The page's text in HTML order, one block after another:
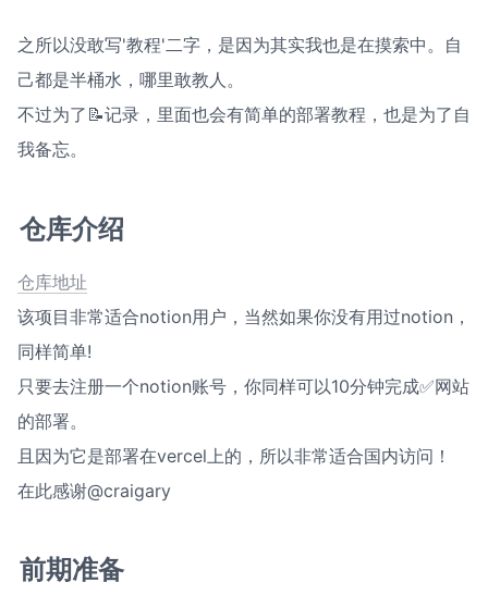
之所以没敢写'教程'二字，是因为其实我也是在摸索中。自
己都是半桶水，哪里敢教人。
不过为了📝记录，里面也会有简单的部署教程，也是为了自
我备忘。
仓库介绍
仓库地址
该项目非常适合notion用户，当然如果你没有用过notion，
同样简单!
只要去注册一个notion账号，你同样可以10分钟完成✅网站
的部署。
且因为它是部署在vercel上的，所以非常适合国内访问！
在此感谢@craigary
前期准备